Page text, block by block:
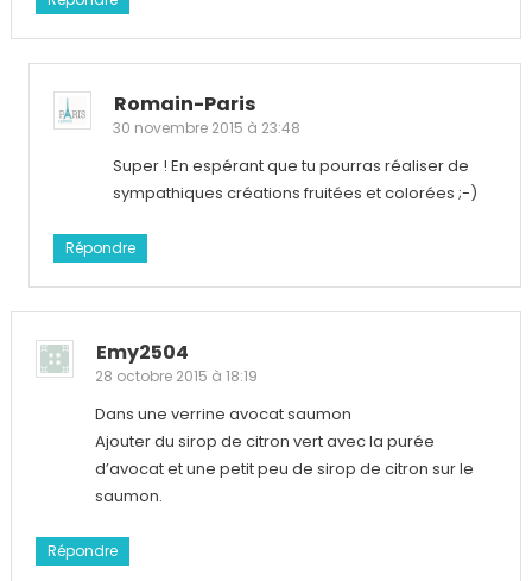
Romain-Paris
30 novembre 2015 à 23:48
Super ! En espérant que tu pourras réaliser de
sympathiques créations fruitées et colorées ;-)
Répondre
Emy2504
28 octobre 2015 à 18:19
Dans une verrine avocat saumon
Ajouter du sirop de citron vert avec la purée
d’avocat et une petit peu de sirop de citron sur le
saumon.
Répondre